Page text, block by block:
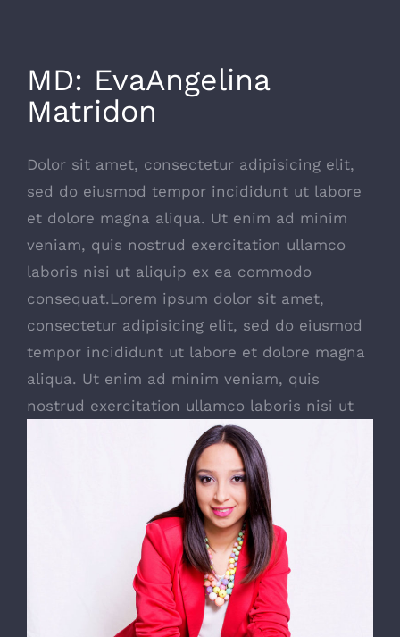
MD: EvaAngelina
Matridon
Dolor sit amet, consectetur adipisicing elit,
sed do eiusmod tempor incididunt ut labore
et dolore magna aliqua. Ut enim ad minim
veniam, quis nostrud exercitation ullamco
laboris nisi ut aliquip ex ea commodo
consequat.Lorem ipsum dolor sit amet,
consectetur adipisicing elit, sed do eiusmod
tempor incididunt ut labore et dolore magna
aliqua. Ut enim ad minim veniam, quis
nostrud exercitation ullamco laboris nisi ut